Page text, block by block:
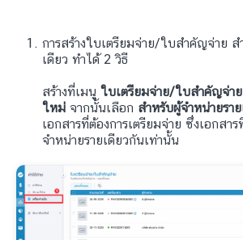
การสร้างใบเตรียมจ่าย/ใบสำคัญจ่าย ส
เดียว ทำได้ 2 วิธี
สร้างที่เมนู ใบเตรียมจ่าย/ใบสำคัญจ่าย
ใหม่ จากนั้นเลือก สำหรับผู้จำหน่ายรา
เอกสารที่ต้องการเตรียมจ่าย ซึ่งเอกสา
จำหน่ายรายเดียวกันเท่านั้น